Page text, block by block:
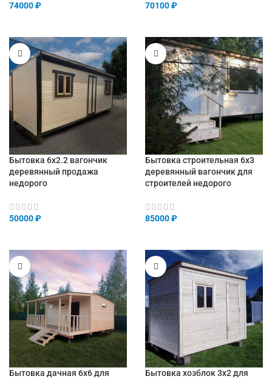
74000₽ 70100₽
Бытовка 6х2.2 вагончик
деревянный продажа
недорого
50000₽
Бытовка строительная 6х3
деревянный вагончик для
строителей недорого
85000₽
Бытовка дачная 6х6 для
Бытовка хозблок 3х2 для